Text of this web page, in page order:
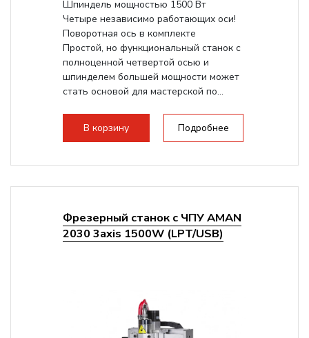
Шпиндель мощностью 1500 Вт
Четыре независимо работающих оси!
Поворотная ось в комплекте
Простой, но функциональный станок с
полноценной четвертой осью и
шпинделем большей мощности может
стать основой для мастерской по...
В корзину Подробнее
Фрезерный станок с ЧПУ AMAN
2030 3axis 1500W (LPT/USB)